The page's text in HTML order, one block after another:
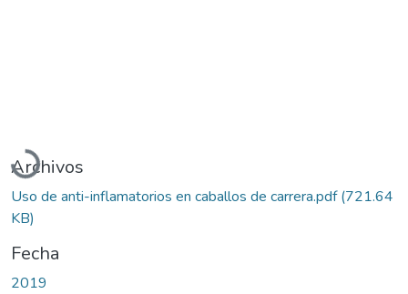
Cargando...
Archivos
Uso de anti-inflamatorios en caballos de carrera.pdf(721.64
KB)
Fecha
2019